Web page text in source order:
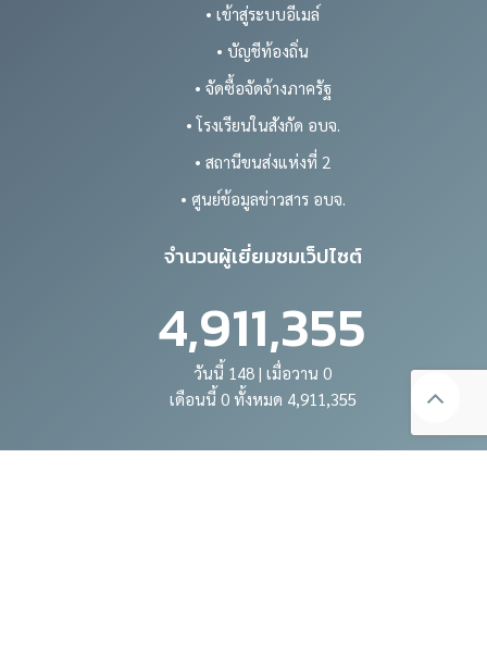
• เข้าสู่ระบบอีเมล์
• บัญชีท้องถิ่น
• จัดซื้อจัดจ้างภาครัฐ
• โรงเรียนในสังกัด อบจ.
• สถานีขนส่งแห่งที่ 2
• ศูนย์ข้อมูลข่าวสาร อบจ.
จำนวนผู้เยี่ยมชมเว็ปไซต์
4,911,355
วันนี้ 148 | เมื่อวาน 0
เดือนนี้ 0 ทั้งหมด 4,911,355